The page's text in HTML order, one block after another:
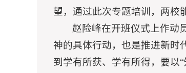
望，通过此次专题培训，两校
赵险峰在开班仪式上作动
神的具体行动，也是推进新时
到学有所获、学有所得，要以